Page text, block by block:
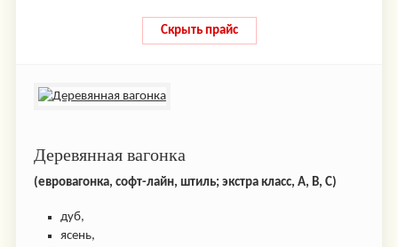
Скрыть прайс
Деревянная вагонка
(евровагонка, софт-лайн, штиль; экстра класс, А, В, С)
дуб,
ясень,